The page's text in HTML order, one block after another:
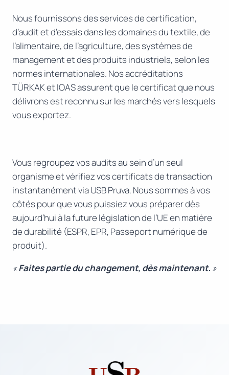
Nous fournissons des services de certification,
d’audit et d’essais dans les domaines du textile, de
l’alimentaire, de l’agriculture, des systèmes de
management et des produits industriels, selon les
normes internationales. Nos accréditations
TÜRKAK et IOAS assurent que le certificat que nous
délivrons est reconnu sur les marchés vers lesquels
vous exportez.
Vous regroupez vos audits au sein d’un seul
organisme et vérifiez vos certificats de transaction
instantanément via USB Pruva. Nous sommes à vos
côtés pour que vous puissiez vous préparer dès
aujourd’hui à la future législation de l’UE en matière
de durabilité (ESPR, EPR, Passeport numérique de
produit).
«Faites partie du changement, dès maintenant. »